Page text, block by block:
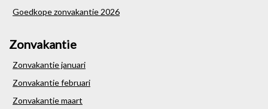
Goedkope zonvakantie 2026
Zonvakantie
Zonvakantie januari
Zonvakantie februari
Zonvakantie maart